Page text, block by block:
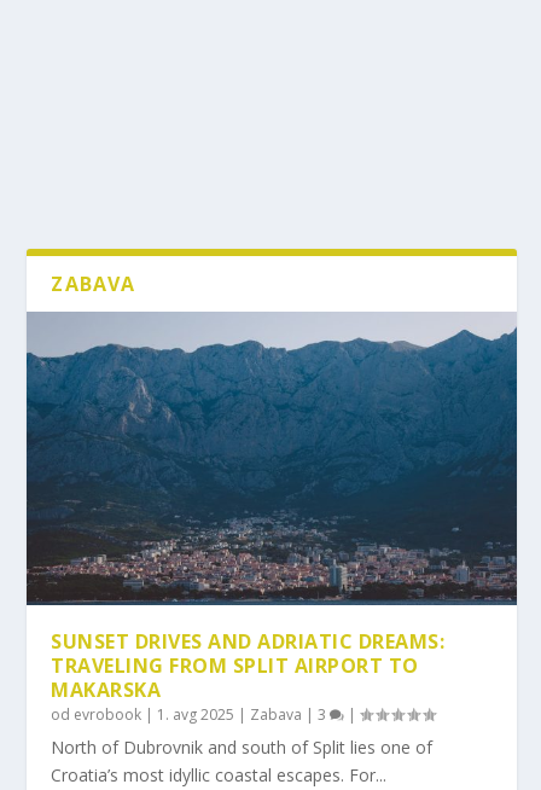
ZABAVA
SUNSET DRIVES AND ADRIATIC DREAMS:
TRAVELING FROM SPLIT AIRPORT TO
MAKARSKA
od evrobook | 1. avg 2025 | Zabava |3 |
North of Dubrovnik and south of Split lies one of
Croatia’s most idyllic coastal escapes. For...